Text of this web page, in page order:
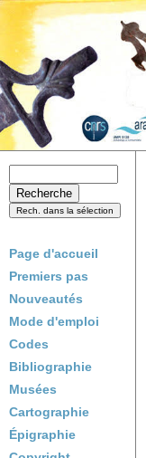
Page d'accueil
Premiers pas
Nouveautés
Mode d'emploi
Codes
Bibliographie
Musées
Cartographie
Épigraphie